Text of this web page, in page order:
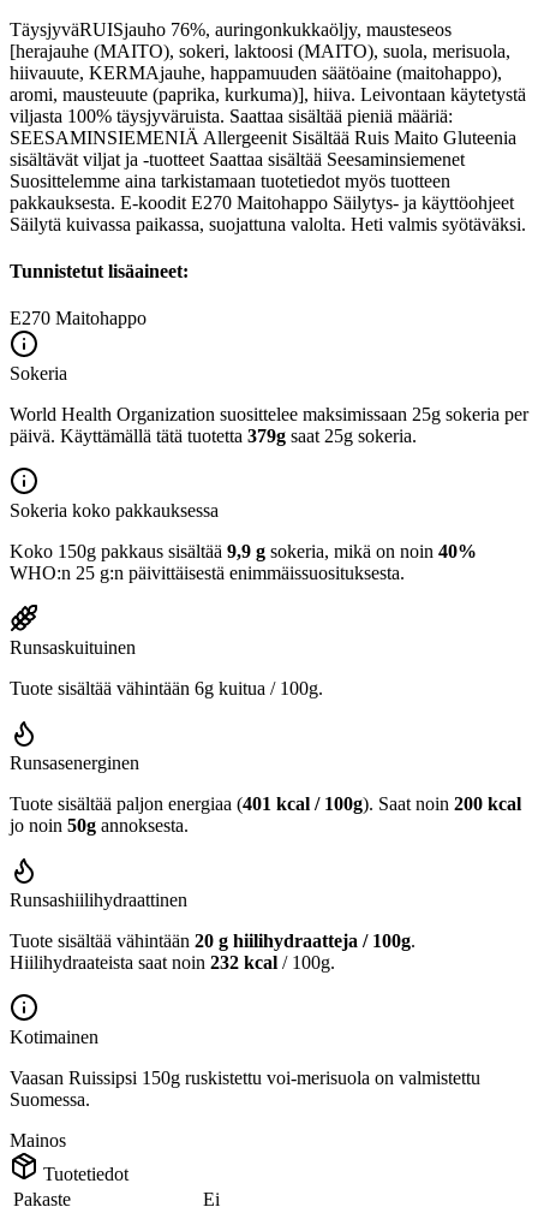
TäysjyväRUISjauho 76%, auringonkukkaöljy, mausteseos
[herajauhe (MAITO), sokeri, laktoosi (MAITO), suola, merisuola,
hiivauute, KERMAjauhe, happamuuden säätöaine (maitohappo),
aromi, mausteuute (paprika, kurkuma)], hiiva. Leivontaan käytetystä
viljasta 100% täysjyväruista. Saattaa sisältää pieniä määriä:
SEESAMINSIEMENIÄ Allergeenit Sisältää Ruis Maito Gluteenia
sisältävät viljat ja -tuotteet Saattaa sisältää Seesaminsiemenet
Suosittelemme aina tarkistamaan tuotetiedot myös tuotteen
pakkauksesta. E-koodit E270 Maitohappo Säilytys- ja käyttöohjeet
Säilytä kuivassa paikassa, suojattuna valolta. Heti valmis syötäväksi.
Tunnistetut lisäaineet:
E270 Maitohappo
Sokeria
World Health Organization suosittelee maksimissaan 25g sokeria per
päivä. Käyttämällä tätä tuotetta 379g saat 25g sokeria.
Sokeria koko pakkauksessa
Koko 150g pakkaus sisältää 9,9 g sokeria, mikä on noin 40%
WHO:n 25 g:n päivittäisestä enimmäissuosituksesta.
Runsaskuituinen
Tuote sisältää vähintään 6g kuitua / 100g.
Runsasenerginen
Tuote sisältää paljon energiaa (401 kcal / 100g). Saat noin 200 kcal
jo noin 50g annoksesta.
Runsashiilihydraattinen
Tuote sisältää vähintään 20 g hiilihydraatteja / 100g.
Hiilihydraateista saat noin 232 kcal / 100g.
Kotimainen
Vaasan Ruissipsi 150g ruskistettu voi-merisuola on valmistettu
Suomessa.
Mainos
Tuotetiedot
Pakaste
Ei